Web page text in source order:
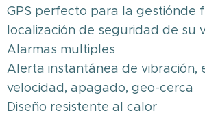
GPS perfecto para la gestiónde
localización de seguridad de su
Alarmas multiples
Alerta instantánea de vibración,
velocidad, apagado, geo-cerca
Diseño resistente al calor